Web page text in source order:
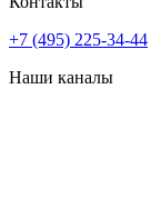
+7 (495) 225-34-44
Наши каналы